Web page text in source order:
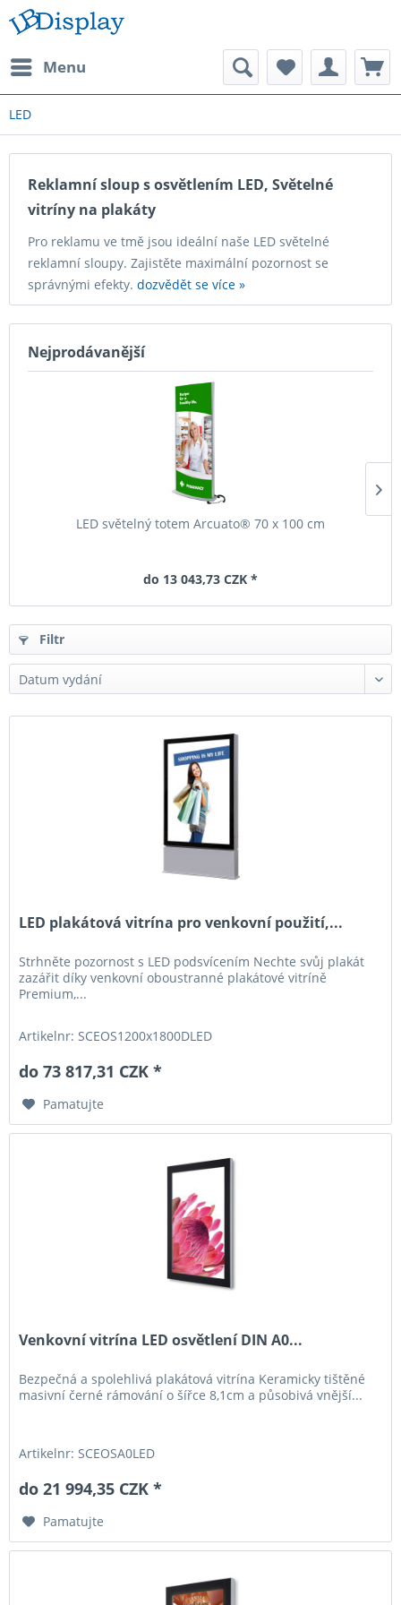
Menu
LED
Reklamní sloup s osvětlením LED, Světelné
vitríny na plakáty
Pro reklamu ve tmě jsou ideální naše LED světelné
reklamní sloupy. Zajistěte maximální pozornost se
správnými efekty. dozvědět se více »
Nejprodávanější
LED světelný totem Arcuato® 70 x 100 cm
do 13 043,73 CZK *
Filtr
LED plakátová vitrína pro venkovní použití,...
Strhněte pozornost s LED podsvícením Nechte svůj plakát
zazářit díky venkovní oboustranné plakátové vitríně
Premium,...
Artikelnr: SCEOS1200x1800DLED
do 73 817,31 CZK *
Pamatujte
Venkovní vitrína LED osvětlení DIN A0...
Bezpečná a spolehlivá plakátová vitrína Keramicky tištěné
masivní černé rámování o šířce 8,1cm a působivá vnější...
Artikelnr: SCEOSA0LED
do 21 994,35 CZK *
Pamatujte